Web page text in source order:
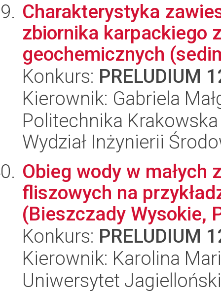
Charakterystyka
zbiornika karpackiego
geochemicznych
Konkurs: PRELUDIUM
Kierownik: Gabriela
Politechnika
Wydział Inżynierii
Obieg wody w małych
fliszowych na
(Bieszczady Wysokie,
Konkurs: PRELUDIUM
Kierownik: Karolina
Uniwersytet